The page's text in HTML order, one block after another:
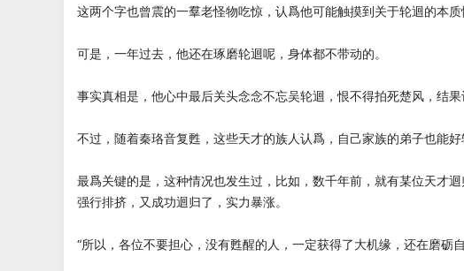
这两个字也曾震的一羣老怪物吃惊，认爲他可能触摸到关于轮迴的本质
可是，一年过去，他还在琢磨轮迴呢，身体都不带动的。
事实真相是，他心中最后关头念念不忘吴轮迴，恨不得拍死楚风，结
不过，随着秦珞音复甦，这些天才的族人认爲，自己家族的弟子也能好
最爲关键的是，这种情况也发生过，比如，数千年前，就有某位天才
强行排挤，又成功迴归了，实力暴涨。
“所以，各位不要担心，没有甦醒的人，一定获得了大机缘，还在磨砺